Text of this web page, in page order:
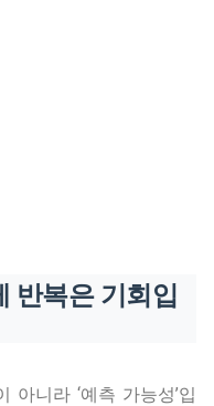
반복은 기회입
아니라 ‘예측 가능성’입